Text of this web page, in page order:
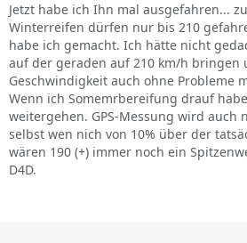
Jetzt habe ich Ihn mal ausgefahren...
Winterreifen dürfen nur bis 210
habe ich gemacht. Ich hätte nicht
auf der geraden auf 210 km/h bringen
Geschwindigkeit auch ohne Probleme
Wenn ich Somemrbereifung drauf
weitergehen. GPS-Messung wird auch
selbst wen nich von 10% über der
wären 190 (+) immer noch ein
D4D.